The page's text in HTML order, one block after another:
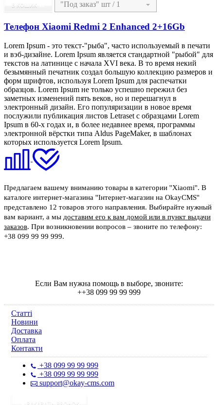
В КОШИК
Телефон Xiaomi Redmi 2 Enhanced 2+16Gb
Lorem Ipsum - это текст-"рыба", часто используемый в печати
и вэб-дизайне. Lorem Ipsum является стандартной "рыбой" для
текстов на латинице с начала XVI века. В то время некий
безымянный печатник создал большую коллекцию размеров и
форм шрифтов, используя Lorem Ipsum для распечатки
образцов. Lorem Ipsum не только успешно пережил без
заметных изменений пять веков, но и перешагнул в
электронный дизайн. Его популяризации в новое время
послужили публикация листов Letraset с образцами Lorem
Ipsum в 60-х годах и, в более недавнее время, программы
электронной вёрстки типа Aldus PageMaker, в шаблонах
которых используется Lorem Ipsum.
Предлагаем вашему вниманию товары в категории ''Xiaomi''. В
каталоге интернет-магазина ''Інтернет-магазин на OkayCMS''
представлено 12 товаров этого направления. Выбирайте нужный
вам вариант, а мы доставим его к вам домой или в пункт выдачи
заказов. При возникновении вопросов – звоните по телефону:
+38 099 99 99 999.
Если Вам нужна помощь в выборе, звоните:
++38 099 99 99 999
Статті
Новини
Доставка
Оплата
Контакти
+38 099 99 99 999
+38 099 99 99 999
support@okay-cms.com
ЗАКАЗАТЬ ЗВОНОК